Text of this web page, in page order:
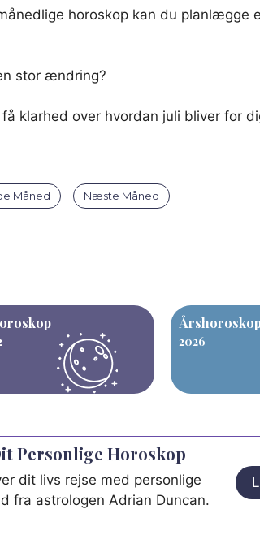
horoskop kan du planlægge
stor ændring?
klarhed over hvordan juli bliver for
Måned Næste Måned
2026
Personlige Horoskop
dit livs rejse med personlige
fra astrologen Adrian Duncan.